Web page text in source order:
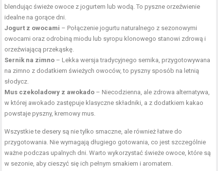
blendując świeże owoce z jogurtem lub wodą. To pyszne orzeźwienie
idealne na gorące dni.
Jogurt z owocami – Połączenie jogurtu naturalnego z sezonowymi
owocami oraz odrobiną miodu lub syropu klonowego stanowi zdrową i
orzeźwiającą przekąskę.
Sernik na zimno – Lekka wersja tradycyjnego sernika, przygotowywana
na zimno z dodatkiem świeżych owoców, to pyszny sposób na letnią
słodycz.
Mus czekoladowy z awokado – Niecodzienna, ale zdrowa alternatywa,
w której awokado zastępuje klasyczne składniki, a z dodatkiem kakao
powstaje pyszny, kremowy mus.
Wszystkie te desery są nie tylko smaczne, ale również łatwe do
przygotowania. Nie wymagają długiego gotowania, co jest szczególnie
ważne podczas upalnych dni. Warto wykorzystać świeże owoce, które są
w sezonie, aby cieszyć się ich pełnym smakiem i aromatem.